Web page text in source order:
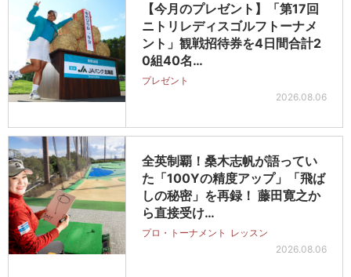
【今月のプレゼント】「第17回
ニトリレディスゴルフトーナメ
ント」観戦招待券を4日間合計2
0組40名…
プレゼント
2026.08.06
全英制覇！桑木志帆が語ってい
た「100Yの精度アップ」「飛ば
しの秘密」を再録！ 藤田寛之か
ら直接受け…
プロ・トーナメント レッスン
2026.08.06